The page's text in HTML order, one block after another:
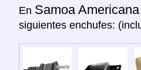
En Samoa Americana
siguientes enchufes: